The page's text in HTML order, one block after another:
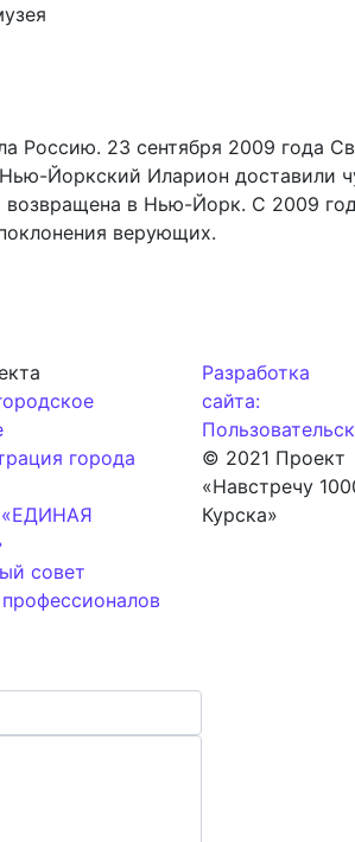
Россию. 23 сентября 2009 года
Йоркский Иларион доставили
в Нью-Йорк. С 2009
верующих.
города
совет
Разработка
сайта:
© 2021 Проект
«Навстречу
Курска»